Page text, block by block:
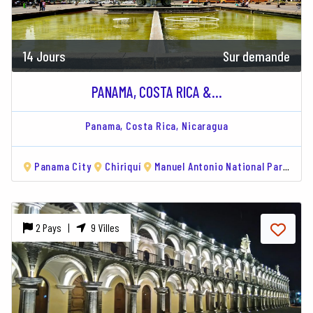
14 Jours Sur demande
PANAMA, COSTA RICA &...
Panama, Costa Rica, Nicaragua
Panama City Chiriquí Manuel Antonio National Park
2 Pays | 9 Villes